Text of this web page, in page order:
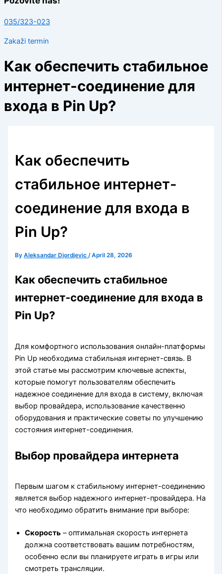
035/323-023
Zakaži termin
Как обеспечить стабильное
интернет-соединение для
входа в Pin Up?
Как обеспечить
стабильное интернет-
соединение для входа в
Pin Up?
ByAleksandar Djordjevic/April 28, 2026
Как обеспечить стабильное
интернет-соединение для входа в
Pin Up?
Для комфортного использования онлайн-платформы
Pin Up необходима стабильная интернет-связь. В
этой статье мы рассмотрим ключевые аспекты,
которые помогут пользователям обеспечить
надежное соединение для входа в систему, включая
выбор провайдера, использование качественно
оборудования и практические советы по улучшению
состояния интернет-соединения.
Выбор провайдера интернета
Первым шагом к стабильному интернет-соединению
является выбор надежного интернет-провайдера. На
что необходимо обратить внимание при выборе:
Скорость – оптимальная скорость интернета
должна соответствовать вашим потребностям,
особенно если вы планируете играть в игры или
смотреть трансляции.